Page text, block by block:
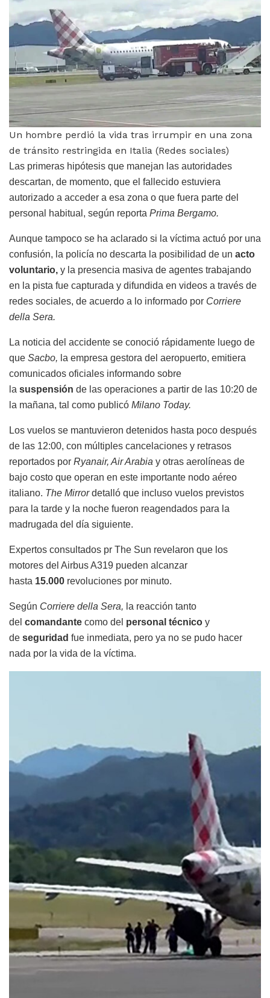
Un hombre perdió la vida tras irrumpir en una zona
de tránsito restringida en Italia (Redes sociales)
Las primeras hipótesis que manejan las autoridades
descartan, de momento, que el fallecido estuviera
autorizado a acceder a esa zona o que fuera parte del
personal habitual, según reporta Prima Bergamo.
Aunque tampoco se ha aclarado si la víctima actuó por una
confusión, la policía no descarta la posibilidad de un acto
voluntario, y la presencia masiva de agentes trabajando
en la pista fue capturada y difundida en videos a través de
redes sociales, de acuerdo a lo informado por Corriere
della Sera.
La noticia del accidente se conoció rápidamente luego de
que Sacbo, la empresa gestora del aeropuerto, emitiera
comunicados oficiales informando sobre
la suspensión de las operaciones a partir de las 10:20 de
la mañana, tal como publicó Milano Today.
Los vuelos se mantuvieron detenidos hasta poco después
de las 12:00, con múltiples cancelaciones y retrasos
reportados por Ryanair, Air Arabia y otras aerolíneas de
bajo costo que operan en este importante nodo aéreo
italiano. The Mirrordetalló que incluso vuelos previstos
para la tarde y la noche fueron reagendados para la
madrugada del día siguiente.
Expertos consultados pr The Sun revelaron que los
motores del Airbus A319 pueden alcanzar
hasta 15.000 revoluciones por minuto.
Según Corriere della Sera, la reacción tanto
del comandante como del personal técnico y
de seguridad fue inmediata, pero ya no se pudo hacer
nada por la vida de la víctima.